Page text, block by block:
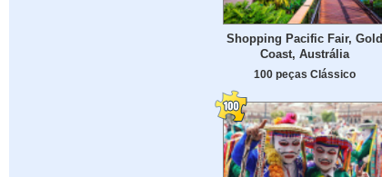
Shopping Pacific Fair, Gold
Coast, Austrália
100 peças Clássico